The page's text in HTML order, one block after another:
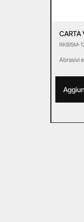
CARTA
RKBI5M-
Abrasivi